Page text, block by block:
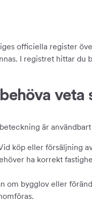
officiella register
I registret hittar du
är
köp eller försäljning
ha korrekt
om bygglov eller